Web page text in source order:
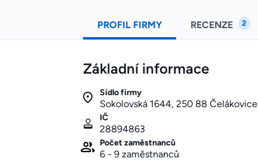
PROFIL FIRMY RECENZE 2
Základní informace
Sídlo firmy
Sokolovská 1644, 250 88 Čelákovice
IČ
28894863
Počet zaměstnanců
6 - 9 zaměstnanců